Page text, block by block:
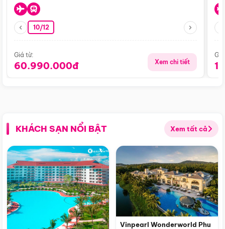
10/12
Giá từ:
60.990.000đ Xem chi tiết
KHÁCH SẠN NỔI BẬT Xem tất cả
Vinpearl Wonderworld Phu